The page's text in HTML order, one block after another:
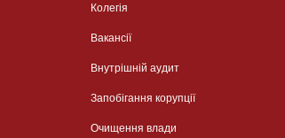
Колегія
Вакансії
Внутрішній аудит
Запобігання корупції
Очищення влади